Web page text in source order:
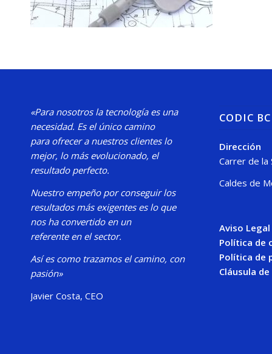
«Para nosotros la tecnología es una
necesidad. Es el único camino
para ofrecer a nuestros clientes lo
mejor, lo más evolucionado, el
resultado perfecto.
Nuestro empeño por conseguir los
resultados más exigentes es lo que
nos ha convertido en un
referente en el sector.
Así es como trazamos el camino, con
pasión»
Javier Costa, CEO
CODIC
Dirección
Carrer de la
Caldes de
Aviso Legal
Política de
Política de
Cláusula